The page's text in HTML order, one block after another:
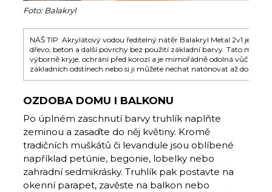
Foto: Balakryl
NÁŠ TIP: Akrylátový vodou ředitelný nátěr Balakryl Metal 2v1 je
dřevo, beton a další povrchy bez použití základní barvy. Tato
výborně kryje, ochrání před korozí a je mimořádně odolná vůči
základních odstínech nebo si ji můžete nechat natónovat až do
OZDOBA DOMU I BALKONU
Po úplném zaschnutí barvy truhlík naplňte
zeminou a zasaďte do něj květiny. Kromě
tradičních muškátů či levandule jsou oblíbené
například petúnie, begonie, lobelky nebo
zahradní sedmikrásky. Truhlík pak postavte na
okenní parapet, zavěste na balkon nebo